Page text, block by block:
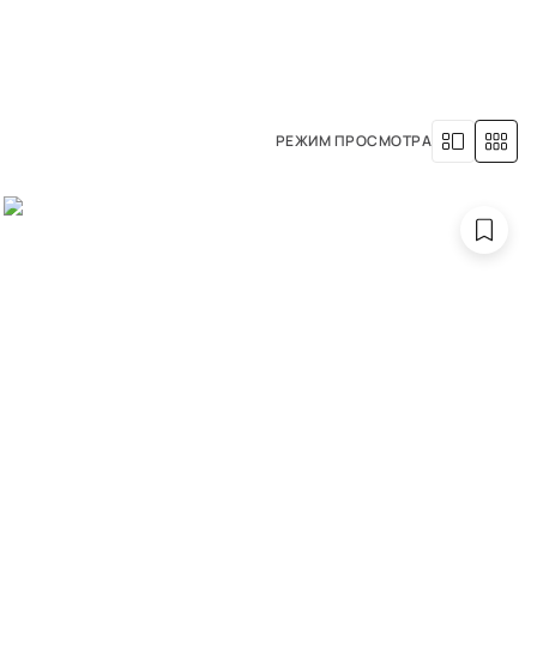
РЕЖИМ ПРОСМОТРА